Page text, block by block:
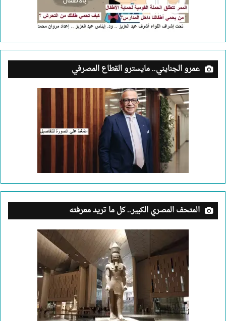
عمرو الجنايني.. مايسترو القطاع المصرفي
المتحف المصري الكبير.. كل ما تريد معرفته